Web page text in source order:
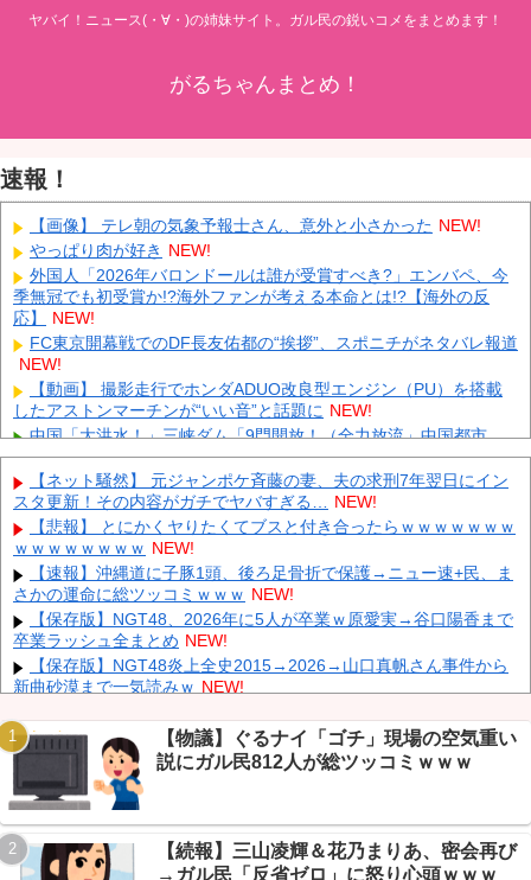
ヤバイ！ニュース(・∀・)の姉妹サイト。ガル民の鋭いコメをまとめます！
がるちゃんまとめ！
速報！
【画像】 テレ朝の気象予報士さん、意外と小さかった NEW!
やっぱり肉が好き NEW!
外国人「2026年バロンドールは誰が受賞すべき?」エンバペ、今
季無冠でも初受賞か!?海外ファンが考える本命とは!?【海外の反
応】
NEW!
FC東京開幕戦でのDF長友佑都の“挨拶”、スポニチがネタバレ報道
NEW!
【動画】 撮影走行でホンダADUO改良型エンジン（PU）を搭載
したアストンマーチンが“いい音”と話題に NEW!
中国「大洪水！」三峡ダム「9門開放！（全力放流」中国都市
「三峡沿線の道路水没」中国政府「高速道路封鎖！」中国ダム「緊
急放流に合わせて開門（土砂崩れ発生」→
NEW!
「あきれてモノが言えない」「国を維持できるの？」外国人の永
住許可要件の厳格化で在日中国人の本音は？ NEW!
【鹿児島】 突然右折し路面電車と衝突 乗っていた男女3人は車を
放置しダッシュで逃走中 NEW!
"テレビ大好き"高齢者の「テレビ離れ」が始まった
【イオンモール熊本】 一転して話が変わってくる「従業員の避難
誘導の証言が複数」イオン側が社内規定に抵触していた疑い
Powered by livedoor 相互RSS
【ネット騒然】 元ジャンポケ斉藤の妻、夫の求刑7年翌日にイン
スタ更新！その内容がガチでヤバすぎる… NEW!
【悲報】 とにかくヤりたくてブスと付き合ったらｗｗｗｗｗｗｗ
ｗｗｗｗｗｗｗｗ NEW!
【速報】沖縄道に子豚1頭、後ろ足骨折で保護→ニュー速+民、ま
さかの運命に総ツッコミｗｗｗ NEW!
【保存版】NGT48、2026年に5人が卒業ｗ原愛実→谷口陽香まで
卒業ラッシュ全まとめ NEW!
【保存版】NGT48炎上全史2015→2026→山口真帆さん事件から
新曲砂漠まで一気読みｗ NEW!
とガリレオ民騒然ｗｗｗ NEW!
【悲報】 マイナ保険証のクソぶり、バレるｗｗｗｗｗｗｗｗｗ
NEW!
【画像】 週刊少年ジャンプ、「ロクのおかしな家」とかいう微妙
な漫画を巻頭カラーにしたせいで100万部切る NEW!
飲み屋でケンカした相手をコロした男の弁護をした。そして数年
後、因果応報を思わせる出来事が… NEW!
【物議】ぐるナイ「ゴチ」現場の空気重い
説にガル民812人が総ツッコミｗｗｗ
【続報】三山凌輝＆花乃まりあ、密会再び
→ガル民「反省ゼロ」に怒り心頭ｗｗｗ